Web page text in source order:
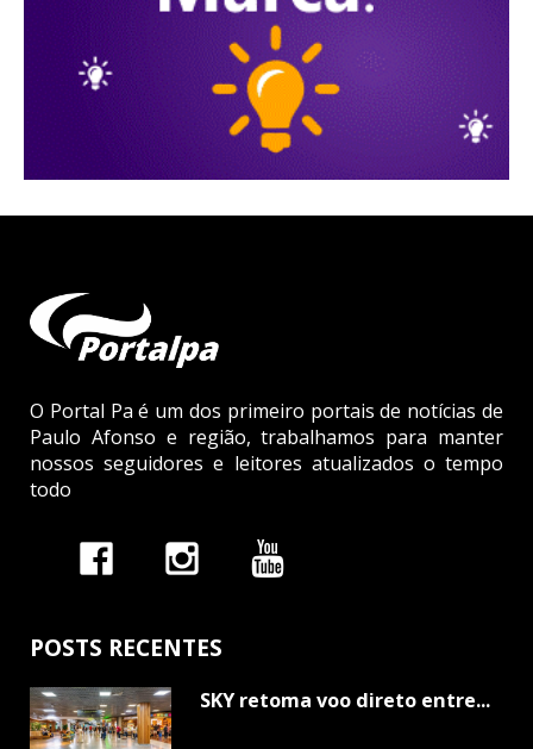
O Portal Pa é um dos primeiro portais de notícias de
Paulo Afonso e região, trabalhamos para manter
nossos seguidores e leitores atualizados o tempo
todo
POSTS RECENTES
SKY retoma voo direto entre...